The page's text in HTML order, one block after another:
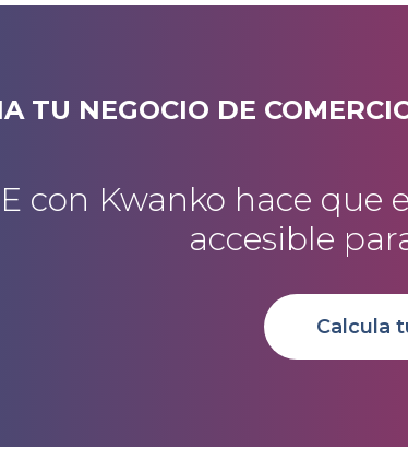
TU NEGOCIO DE
con Kwanko hace que
accesible
Calcula